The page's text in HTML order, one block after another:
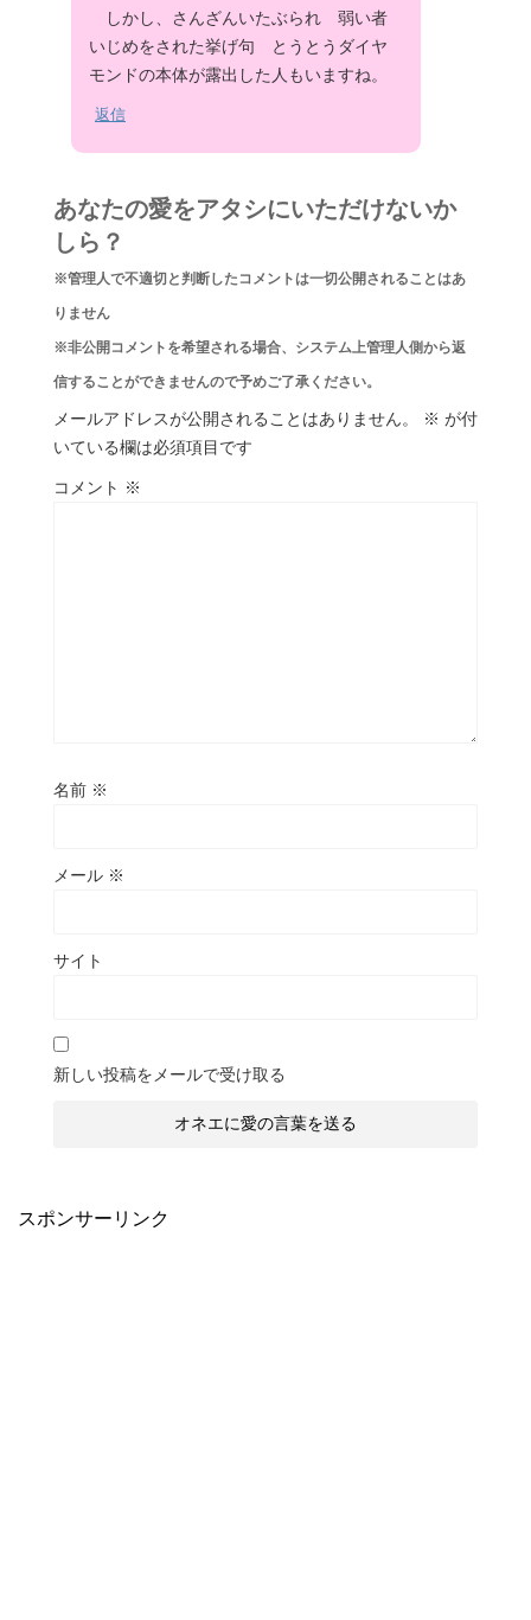
しかし、さんざんいたぶられ 弱い者
いじめをされた挙げ句 とうとうダイヤ
モンドの本体が露出した人もいますね。
返信
あなたの愛をアタシにいただけないか
しら？
※管理人で不適切と判断したコメントは一切公開されることはあ
りません
※非公開コメントを希望される場合、システム上管理人側から返
信することができませんので予めご了承ください。
メールアドレスが公開されることはありません。 ※ が付
いている欄は必須項目です
コメント ※
名前 ※
メール ※
サイト
新しい投稿をメールで受け取る
スポンサーリンク